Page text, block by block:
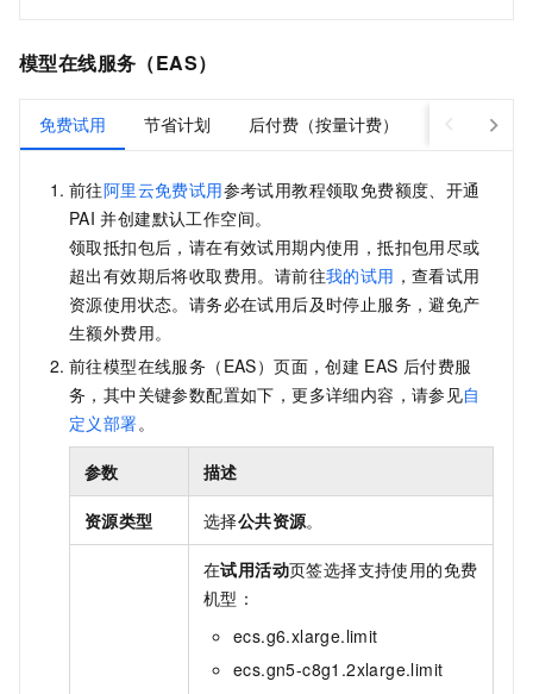
模型在线服务（EAS）
免费试用 节省计划 后付费（按量计费） 预付费（包
前往阿里云免费试用参考试用教程领取免费额度、开通
PAI 并创建默认工作空间。
领取抵扣包后，请在有效试用期内使用，抵扣包用尽或
超出有效期后将收取费用。请前往我的试用 ，查看试用
资源使用状态。请务必在试用后及时停止服务，避免产
生额外费用。
前往模型在线服务（EAS）页面，创建 EAS 后付费服
务，其中关键参数配置如下，更多详细内容，请参见自
定义部署。
参数 描述
资源类型 选择公共资源。
在试用活动页签选择支持使用的免费
机型：
ecs.g6.xlarge.limit
ecs.gn5-c8g1.2xlarge.limit